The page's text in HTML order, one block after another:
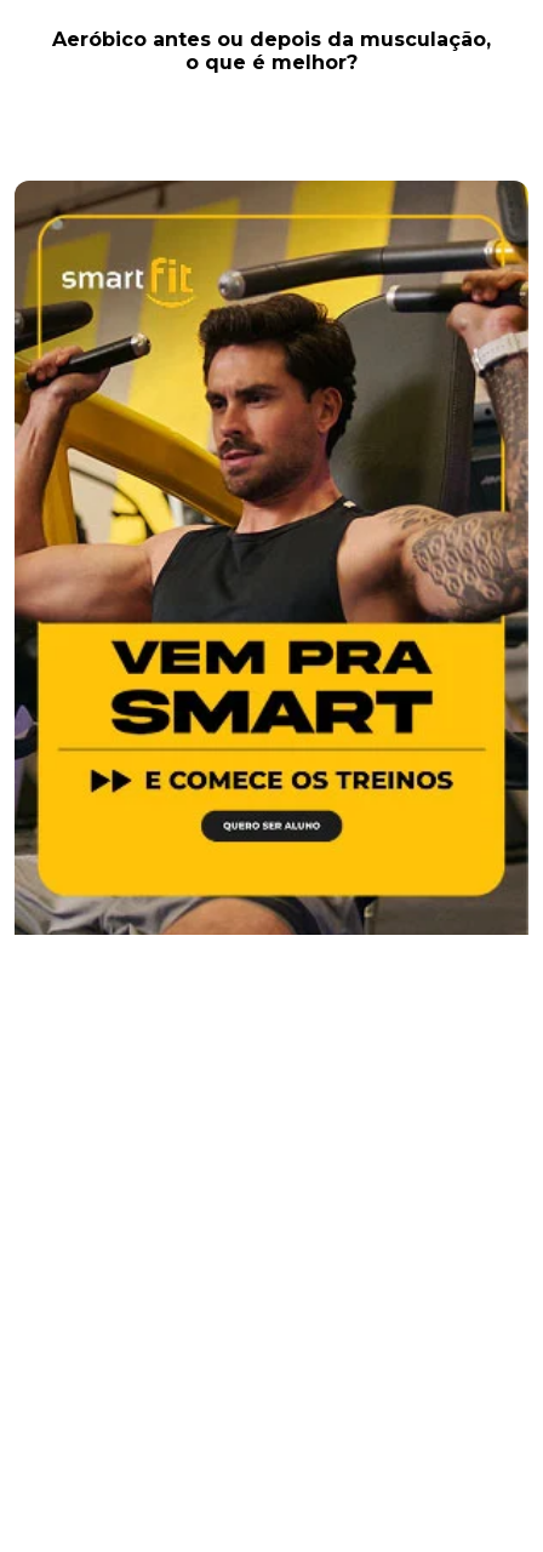
Aeróbico antes ou depois da musculação,
o que é melhor?